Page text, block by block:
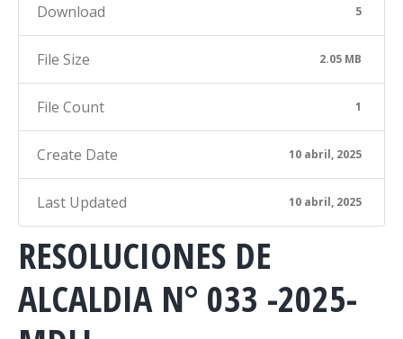
Download 5
File Size 2.05 MB
File Count 1
Create Date 10 abril, 2025
Last Updated 10 abril, 2025
RESOLUCIONES DE
ALCALDIA N° 033 -2025-